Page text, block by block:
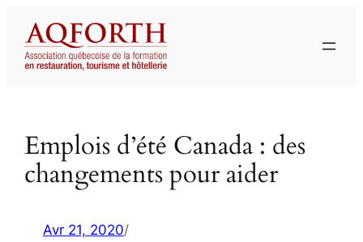
contenu
Emplois d’été Canada : des
changements pour aider
Avr 21, 2020/